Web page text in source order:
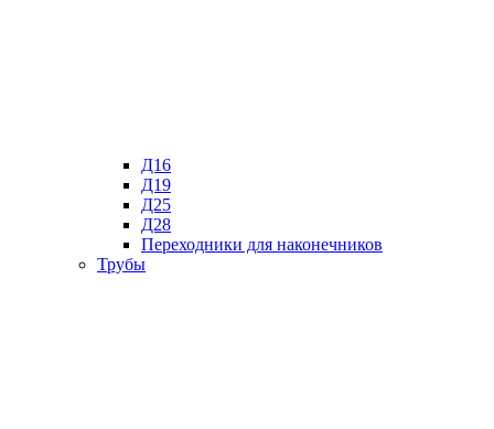
Д16
Д19
Д25
Д28
Переходники для наконечников
Трубы